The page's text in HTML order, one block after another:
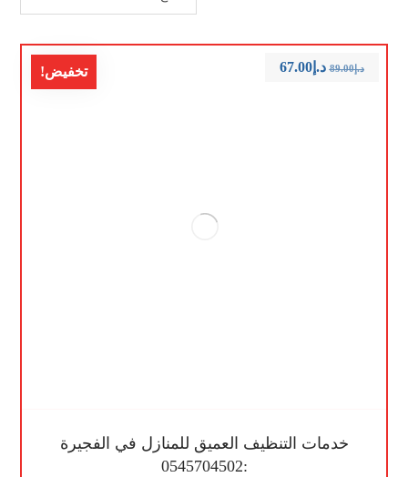
تخفيض!
خدمات التنظيف العميق للمنازل في الفجيرة
:0545704502
د.إ89.00 د.إ67.00